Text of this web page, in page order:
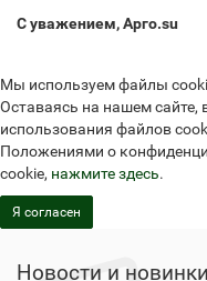
С уважением, Арго.su
Мы используем файлы
Оставаясь на нашем сайте,
использования файлов
Положениями о
cookie, нажмите здесь.
Я согласен
Новости и